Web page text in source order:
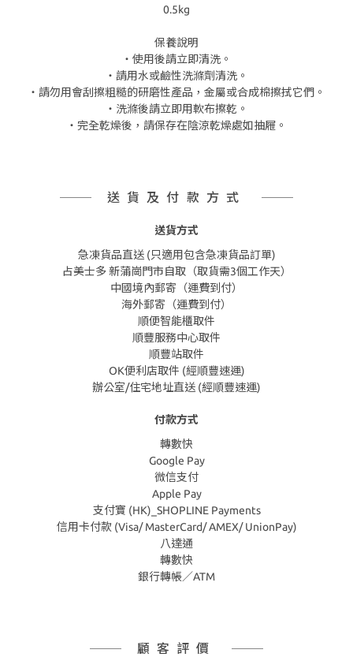
0.5kg
保養說明
・使用後請立即清洗。
・請用水或鹼性洗滌劑清洗。
・請勿用會刮擦粗糙的研磨性產品，金屬或合成棉擦拭它們。
・洗滌後請立即用軟布擦乾。
・完全乾燥後，請保存在陰涼乾燥處如抽屜。
送貨及付款方式
送貨方式
急凍貨品直送 (只適用包含急凍貨品訂單)
占美士多 新蒲崗門市自取（取貨需3個工作天）
中國境內郵寄（運費到付）
海外郵寄（運費到付）
順便智能櫃取件
順豐服務中心取件
順豐站取件
OK便利店取件 (經順豐速運)
辦公室/住宅地址直送 (經順豐速運)
付款方式
轉數快
Google Pay
微信支付
Apple Pay
支付寶 (HK)_SHOPLINE Payments
信用卡付款 (Visa/ MasterCard/ AMEX/ UnionPay)
八達通
轉數快
銀行轉帳／ATM
顧客評價